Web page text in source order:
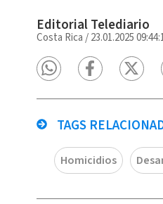
Editorial Telediario
Costa Rica /23.01.2025
TAGS
Homicidios